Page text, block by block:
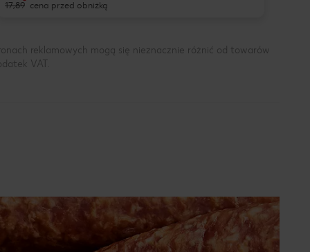
17,89 cena przed obniżką
reklamowych mogą się nieznacznie różnić od towarów
VAT.